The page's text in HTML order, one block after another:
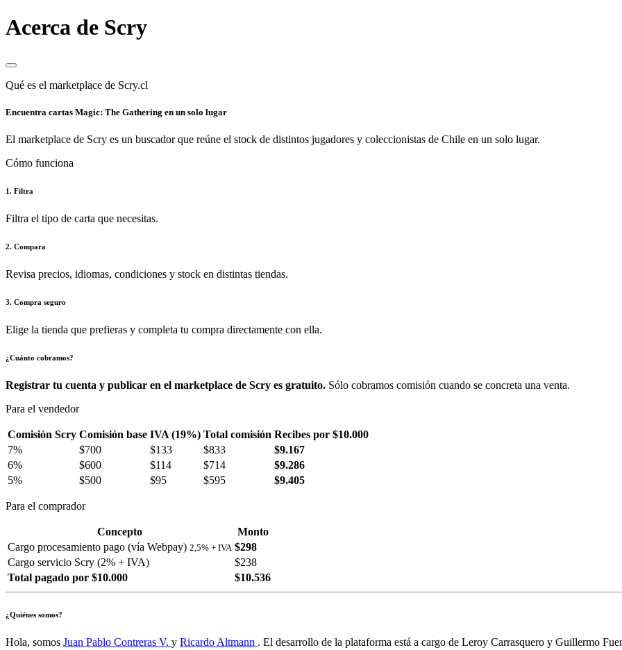
Acerca de Scry
Qué es el marketplace de Scry.cl
Encuentra cartas Magic: The Gathering en un solo lugar
El marketplace de Scry es un buscador que reúne el stock de distintos jugadores y coleccionistas de Chile en un solo lugar.
Cómo funciona
1. Filtra
Filtra el tipo de carta que necesitas.
2. Compara
Revisa precios, idiomas, condiciones y stock en distintas tiendas.
3. Compra seguro
Elige la tienda que prefieras y completa tu compra directamente con ella.
¿Cuánto cobramos?
Registrar tu cuenta y publicar en el marketplace de Scry es gratuito. Sólo cobramos comisión cuando se concreta una venta.
Para el vendedor
Comisión Scry Comisión base IVA (19%) Total comisión Recibes por $10.000
7%
$700 $133 $833
$9.167
6%
$600 $114 $714
$9.286
5%
$500 $95 $595 $9.405
Para el comprador
Concepto
Monto
Cargo procesamiento pago (vía Webpay) 2,5% + IVA $298
Cargo servicio Scry (2% + IVA)
$238
Total pagado por $10.000
$10.536
¿Quiénes somos?
Hola, somos Juan Pablo Contreras V. y Ricardo Altmann . El desarrollo de la plataforma está a cargo de Leroy Carrasquero y Guillermo